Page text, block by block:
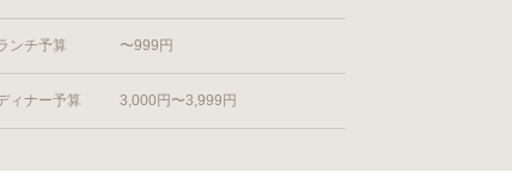
ンチ予算 〜999円
ィナー予算 3,000円〜3,999円